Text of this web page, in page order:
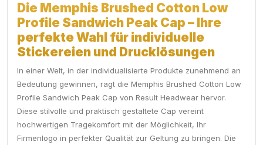
Die Memphis Brushed Cotton Low
Profile Sandwich Peak Cap – Ihre
perfekte Wahl für individuelle
Stickereien und Drucklösungen
In einer Welt, in der individualisierte Produkte zunehmend an
Bedeutung gewinnen, ragt die Memphis Brushed Cotton Low
Profile Sandwich Peak Cap von Result Headwear hervor.
Diese stilvolle und praktisch gestaltete Cap vereint
hochwertigen Tragekomfort mit der Möglichkeit, Ihr
Firmenlogo in perfekter Qualität zur Geltung zu bringen. Die